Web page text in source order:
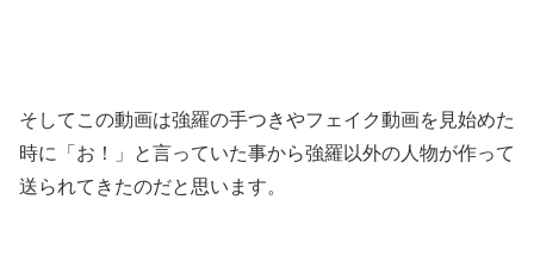
そしてこの動画は強羅の手つきやフェイク動画を見始めた
時に「お！」と言っていた事から強羅以外の人物が作って
送られてきたのだと思います。